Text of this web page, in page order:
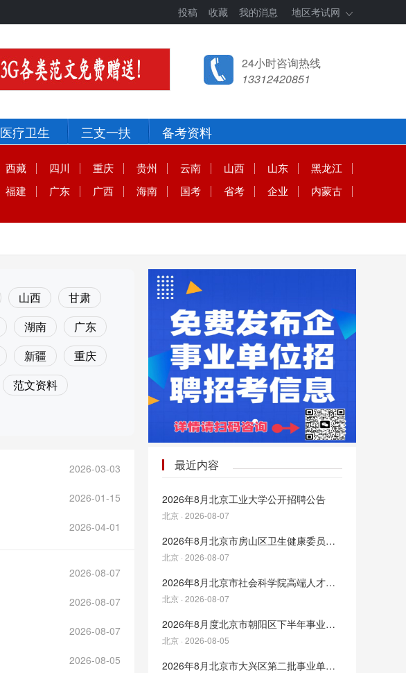
投稿 收藏 我的消息 地区考试网
24小时咨询热线
13312420851
医疗卫生 三支一扶 备考资料
西藏 四川 重庆 贵州 云南 山西 山东
黑龙江
福建 广东 广西 海南 国考 省考 企业 内蒙古
山西
甘肃
湖南
广东
新疆
重庆
范文资料
2026-03-03
2026-01-15
2026-04-01
2026-08-07
2026-08-07
2026-08-07
2026-08-05
最近内容
2026年8月北京工业大学公开招聘公告
北京 · 2026-08-07
2026年8月北京市房山区卫生健康委员会所属事业单位公开招聘应届毕业生公告
北京 · 2026-08-07
2026年8月北京市社会科学院高端人才招聘公告
北京 · 2026-08-07
2026年8月度北京市朝阳区下半年事业单位公开招聘公告
北京 · 2026-08-05
2026年8月北京市大兴区第二批事业单位公开招聘工作人员公告